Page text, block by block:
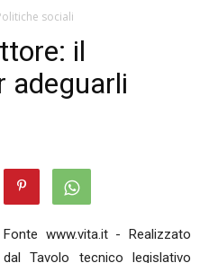
sociali
il
adeguarli
Fonte www.vita.it - Realizzato
dal Tavolo tecnico legislativo